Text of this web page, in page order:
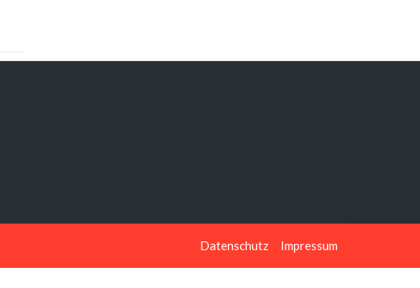
Datenschutz Impressum